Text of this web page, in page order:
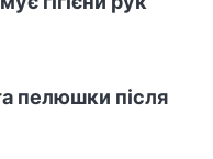
пелюшки після